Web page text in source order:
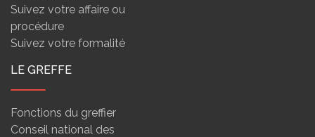
Suivez votre affaire ou
procédure
Suivez votre formalité
LE GREFFE
Fonctions du greffier
Conseil national des